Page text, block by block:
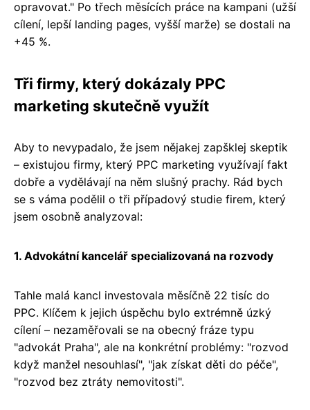
opravovat." Po třech měsících práce na kampani (užší
cílení, lepší landing pages, vyšší marže) se dostali na
+45 %.
Tři firmy, který dokázaly PPC
marketing skutečně využít
Aby to nevypadalo, že jsem nějakej zapšklej skeptik
– existujou firmy, který PPC marketing využívají fakt
dobře a vydělávají na něm slušný prachy. Rád bych
se s váma podělil o tři případový studie firem, který
jsem osobně analyzoval:
1. Advokátní kancelář specializovaná na rozvody
Tahle malá kancl investovala měsíčně 22 tisíc do
PPC. Klíčem k jejich úspěchu bylo extrémně úzký
cílení – nezaměřovali se na obecný fráze typu
"advokát Praha", ale na konkrétní problémy: "rozvod
když manžel nesouhlasí", "jak získat děti do péče",
"rozvod bez ztráty nemovitosti".